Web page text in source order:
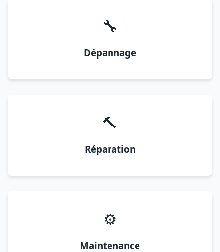
🔧
Dépannage
🔨
Réparation
⚙️
Maintenance